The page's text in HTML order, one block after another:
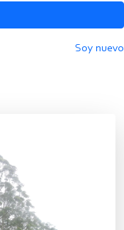
Soy nuevo